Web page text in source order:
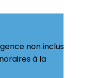
non inclus
à la